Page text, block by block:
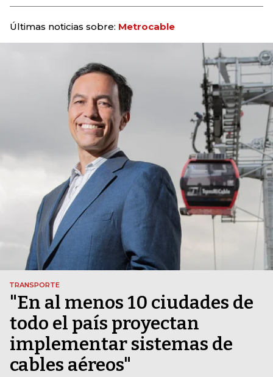
Últimas noticias sobre: Metrocable
TRANSPORTE
"En al menos 10 ciudades de
todo el país proyectan
implementar sistemas de
cables aéreos"